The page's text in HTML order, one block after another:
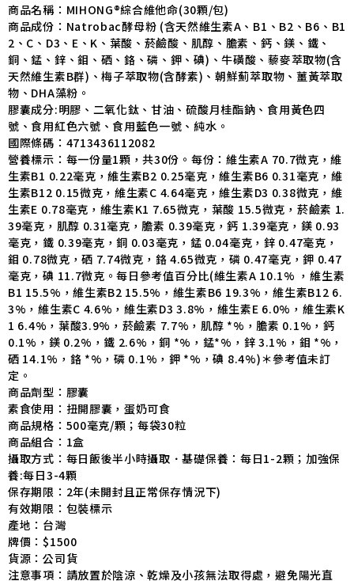
商品名稱：MIHONG®綜合維他命(30顆/包)
商品成份： Natrobac酵母粉 (含天然維生素A、B1、B2、B6、B1
2、C、D3、E、K、葉酸、菸鹼酸、肌醇、膽素、鈣、鎂、鐵、
銅、錳、鋅、鉬、硒、鉻、磷、鉀、碘)、牛磺酸、藜麥萃取物(含
天然維生素B群)、梅子萃取物(含酵素)、朝鮮薊萃取物、薑黃萃取
物、DHA藻粉。
膠囊成分:明膠、二氧化鈦、甘油、硫酸月桂酯鈉、食用黃色四
號、食用紅色六號、食用藍色一號、純水。
國際條碼：4713436112082
營養標示：每一份量1顆，共30份。每份：維生素A 70.7微克，維
生素B1 0.22毫克，維生素B2 0.25毫克，維生素B6 0.31毫克，維
生素B12 0.15微克，維生素C 4.64毫克，維生素D3 0.38微克，維
生素E 0.78毫克，維生素K1 7.65微克，葉酸 15.5微克，菸鹼素 1.
39毫克，肌醇 0.31毫克，膽素 0.39毫克，鈣 1.39毫克，鎂 0.93
毫克，鐵 0.39毫克，銅 0.03毫克，錳 0.04毫克，鋅 0.47毫克，
鉬 0.78微克，硒 7.74微克，鉻 4.65微克，磷 0.47毫克，鉀 0.47
毫克，碘 11.7微克。每日參考值百分比(維生素A 10.1% ，維生素
B1 15.5%，維生素B2 15.5%，維生素B6 19.3%，維生素B12 6.
3%，維生素C 4.6%，維生素D3 3.8%，維生素E 6.0%，維生素K
1 6.4%，葉酸3.9%，菸鹼素 7.7%，肌醇 *%，膽素 0.1%，鈣
0.1%，鎂 0.2%，鐵 2.6%，銅 *%，錳*%，鋅 3.1%，鉬 *%，
硒 14.1%，鉻 *%，磷 0.1%，鉀 *%，碘 8.4%)＊參考值未訂
定。
商品劑型：膠囊
素食使用：扭開膠囊，蛋奶可食
商品規格：500毫克/顆；每袋30粒
商品組合：1盒
攝取方式：每日飯後半小時攝取．基礎保養：每日1-2顆；加強保
養:每日3-4顆
保存期限：2年(未開封且正常保存情況下)
有效期限：包裝標示
產地：台灣
牌價：$1500
貨源：公司貨
注意事項：請放置於陰涼、乾燥及小孩無法取得處，避免陽光直